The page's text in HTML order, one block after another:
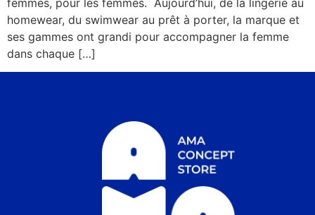
femmes, pour les femmes. Aujourd’hui, de la lingerie au
homewear, du swimwear au prêt à porter, la marque et
ses gammes ont grandi pour accompagner la femme
dans chaque […]